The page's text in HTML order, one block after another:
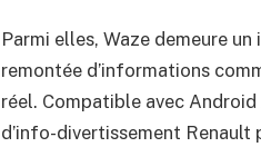
Parmi elles, Waze demeure
remontée d’informations
réel. Compatible avec
d’info-divertissement